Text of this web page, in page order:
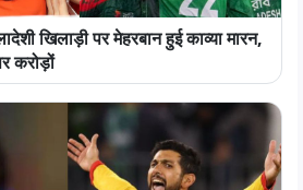
खिलाड़ी पर मेहरबान हुई काव्या मारन,
करोड़ों